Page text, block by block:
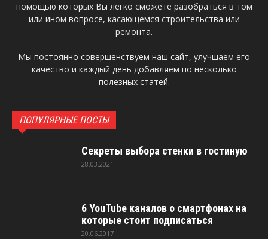
помощью которых Вы легко сможете разобраться в том
или ином вопросе, касающемся строительства или
ремонта.
Мы постоянно совершенствуем наш сайт, улучшаем его
качество и каждый день добавляем по несколько
полезных статей.
ПОПУЛЯРНЫЕ ПОСТЫ
Секреты выбора стенки в гостиную
28.03.2021
6 YouTube каналов о смартфонах на
которые стоит подписаться
20.06.2017